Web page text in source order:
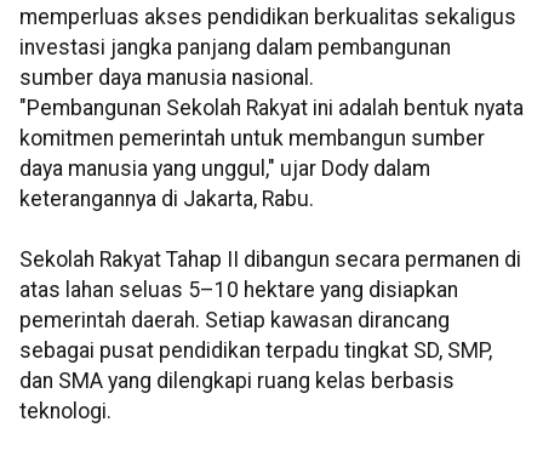
memperluas akses pendidikan berkualitas sekaligus
investasi jangka panjang dalam pembangunan
sumber daya manusia nasional.
"Pembangunan Sekolah Rakyat ini adalah bentuk nyata
komitmen pemerintah untuk membangun sumber
daya manusia yang unggul," ujar Dody dalam
keterangannya di Jakarta, Rabu.
Sekolah Rakyat Tahap II dibangun secara permanen di
atas lahan seluas 5–10 hektare yang disiapkan
pemerintah daerah. Setiap kawasan dirancang
sebagai pusat pendidikan terpadu tingkat SD, SMP,
dan SMA yang dilengkapi ruang kelas berbasis
teknologi.